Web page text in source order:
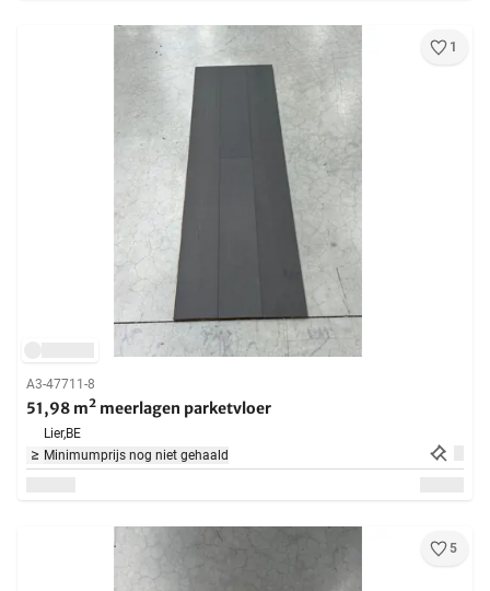
1
A3-47711-8
51,98 m² meerlagen parketvloer
Lier,BE
Minimumprijs nog niet gehaald
5